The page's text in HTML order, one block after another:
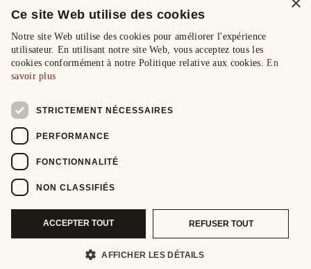
Ce site Web utilise des cookies
Notre site Web utilise des cookies pour améliorer l'expérience
utilisateur. En utilisant notre site Web, vous acceptez tous les
cookies conformément à notre Politique relative aux cookies.En
savoir plus
STRICTEMENT NÉCESSAIRES
PERFORMANCE
FONCTIONNALITÉ
NON CLASSIFIÉS
ACCEPTER TOUT REFUSER TOUT
AFFICHER LES DÉTAILS